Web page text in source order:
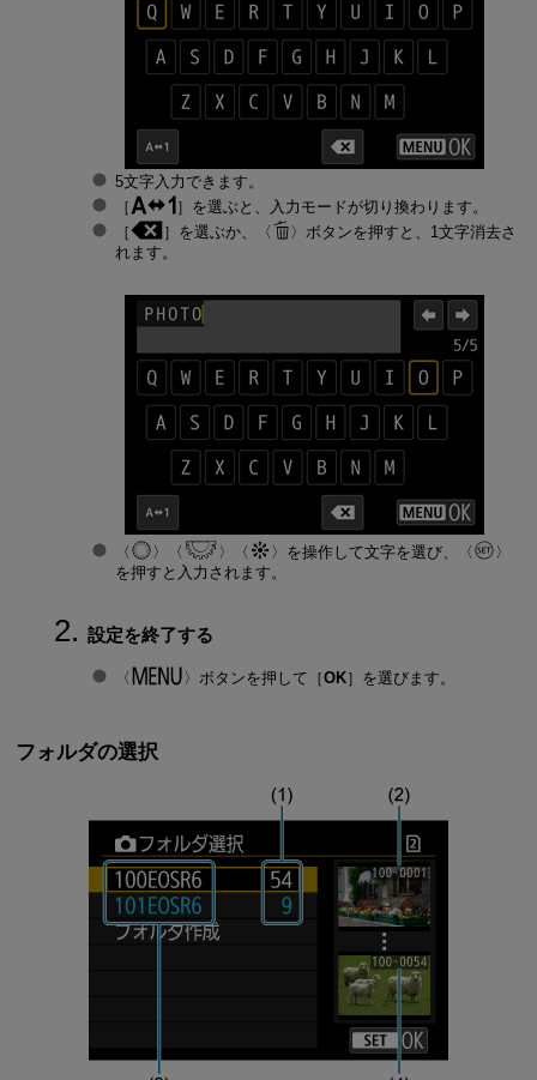
5文字入力できます。
［
］を選ぶと、入力モードが切り換わります。
［
］を選ぶか、
ボタンを押すと、1文字消去さ
れます。
を操作して文字を選び、
を押すと入力されます。
設定を終了する
ボタンを押して［OK］を選びます。
フォルダの選択